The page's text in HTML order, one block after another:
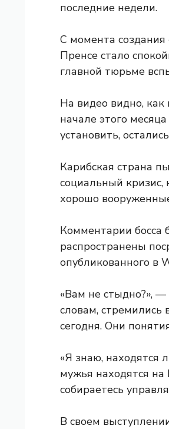
последние недели.
С момента
Пренсе стало
главной тюрьме
На видео видно,
начале этого
установить,
Карибская страна
социальный
хорошо
Комментарии
распространены
опубликованного в
«Вам не стыдно?»,
словам, стремились
сегодня. Они
«Я знаю, находятся
мужья находятся на
собираетесь
В своем